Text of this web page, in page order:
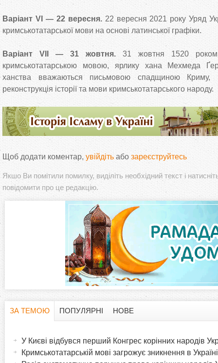
Варіант VI — 22 вересня.22 вересня 2021 року Уряд
кримськотатарської мови на основі латинської графіки.
Варіант VII — 31 жовтня. 31 жовтня 1520
кримськотатарською мовою, ярлику хана Мехмеда
ханства вважаються письмовою спадщиною Криму,
реконструкція історії та мови кримськотатарського народу.
Щоб додати коментар, увійдіть або зареєструйтесь
Якшо Ви помітили помилку, виділіть необхідний текст і
повідомити про це редакцію.
ЗА ТЕМОЮ
ПОПУЛЯРНІ НОВЕ
У Києві відбувся перший Конгрес корінних народів
Кримськотатарській мові загрожує зникнення в Україні